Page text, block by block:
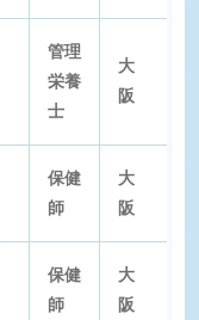
管理
栄養
士
大
阪
保健
師
大
阪
保健
師
大
阪